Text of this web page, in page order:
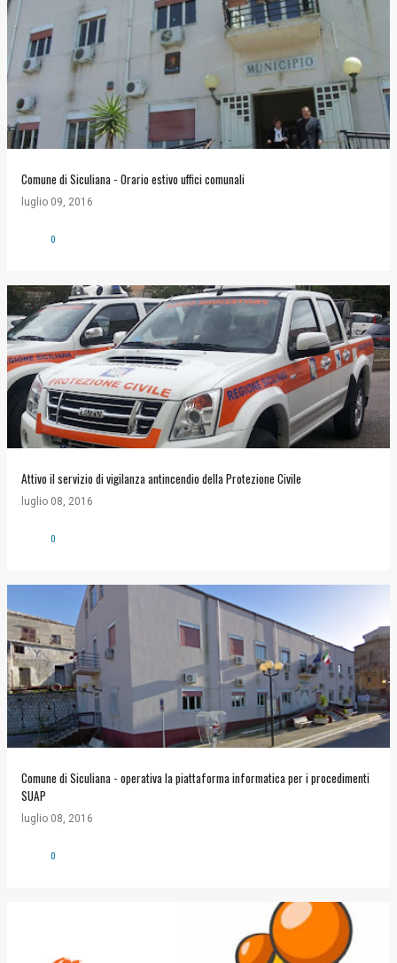
Comune di Siculiana - Orario estivo uffici comunali
luglio 09, 2016
0
Attivo il servizio di vigilanza antincendio della Protezione Civile
luglio 08, 2016
0
Comune di Siculiana - operativa la piattaforma informatica per i procedimenti
SUAP
luglio 08, 2016
0